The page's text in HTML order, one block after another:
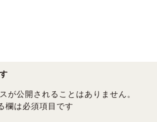
が公開されることはありません。
欄は必須項目です